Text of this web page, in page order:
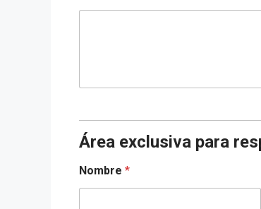
Área exclusiva para
Nombre *